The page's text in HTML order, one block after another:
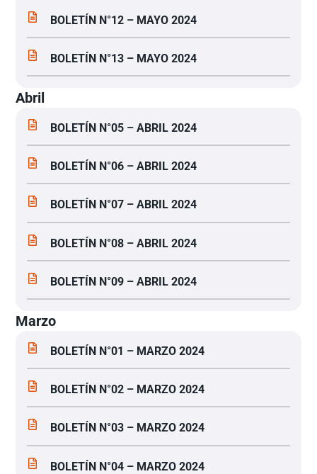
BOLETÍN N°12 – MAYO 2024
BOLETÍN N°13 – MAYO 2024
Abril
BOLETÍN N°05 – ABRIL 2024
BOLETÍN N°06 – ABRIL 2024
BOLETÍN N°07 – ABRIL 2024
BOLETÍN N°08 – ABRIL 2024
BOLETÍN N°09 – ABRIL 2024
Marzo
BOLETÍN N°01 – MARZO 2024
BOLETÍN N°02 – MARZO 2024
BOLETÍN N°03 – MARZO 2024
BOLETÍN N°04 – MARZO 2024